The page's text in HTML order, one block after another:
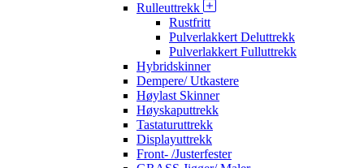
Rulleuttrekk
Rustfritt
Pulverlakkert Deluttrekk
Pulverlakkert Fulluttrekk
Hybridskinner
Dempere/ Utkastere
Høylast Skinner
Høyskaputtrekk
Tastaturuttrekk
Displayuttrekk
Front- /Justerfester